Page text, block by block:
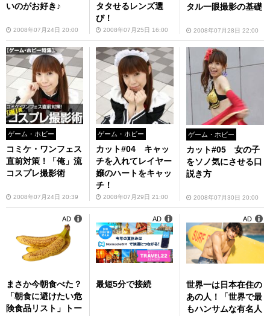
いのがお好き♪
2008年07月24日 20:00
タタせるレンズ選
び！
2008年07月25日 16:00
タル一眼撮影の基礎
2008年07月28日 22:00
ゲーム・ホビー
コミケ・ワンフェス
直前対策！「俺」流
コスプレ撮影術
2008年07月24日 20:39
ゲーム・ホビー
カット#04 キャッ
チを入れてレイヤー
嬢のハートをキャッ
チ！
2008年07月29日 21:00
ゲーム・ホビー
カット#05 女の子
をソノ気にさせる口
説き方
2008年07月30日 20:00
まさか今朝食べた？
「朝食に避けたい危
険食品リスト」トー
AD
最短5分で接続
AD
世界一は日本在住の
あの人！「世界で最
もハンサムな有名人
AD